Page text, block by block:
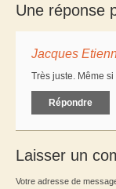
Une réponse
Jacques
Très juste. Même
Répondre
Laisser un
Votre adresse de